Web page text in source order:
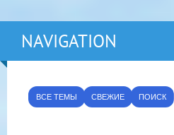
NAVIGATION
ВСЕ ТЕМЫ СВЕЖИЕ ПОИСК